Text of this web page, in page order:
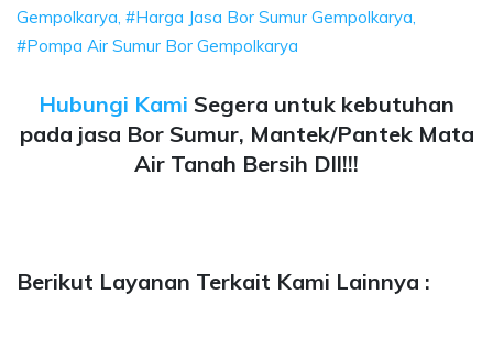
Gempolkarya, #Harga Jasa Bor Sumur Gempolkarya,
#Pompa Air Sumur Bor Gempolkarya
Hubungi Kami Segera untuk kebutuhan
pada jasa Bor Sumur, Mantek/Pantek Mata
Air Tanah Bersih Dll!!!
Berikut Layanan Terkait Kami Lainnya :